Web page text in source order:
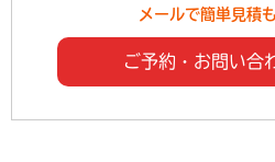
メールで簡単見積
ご予約・お問い合